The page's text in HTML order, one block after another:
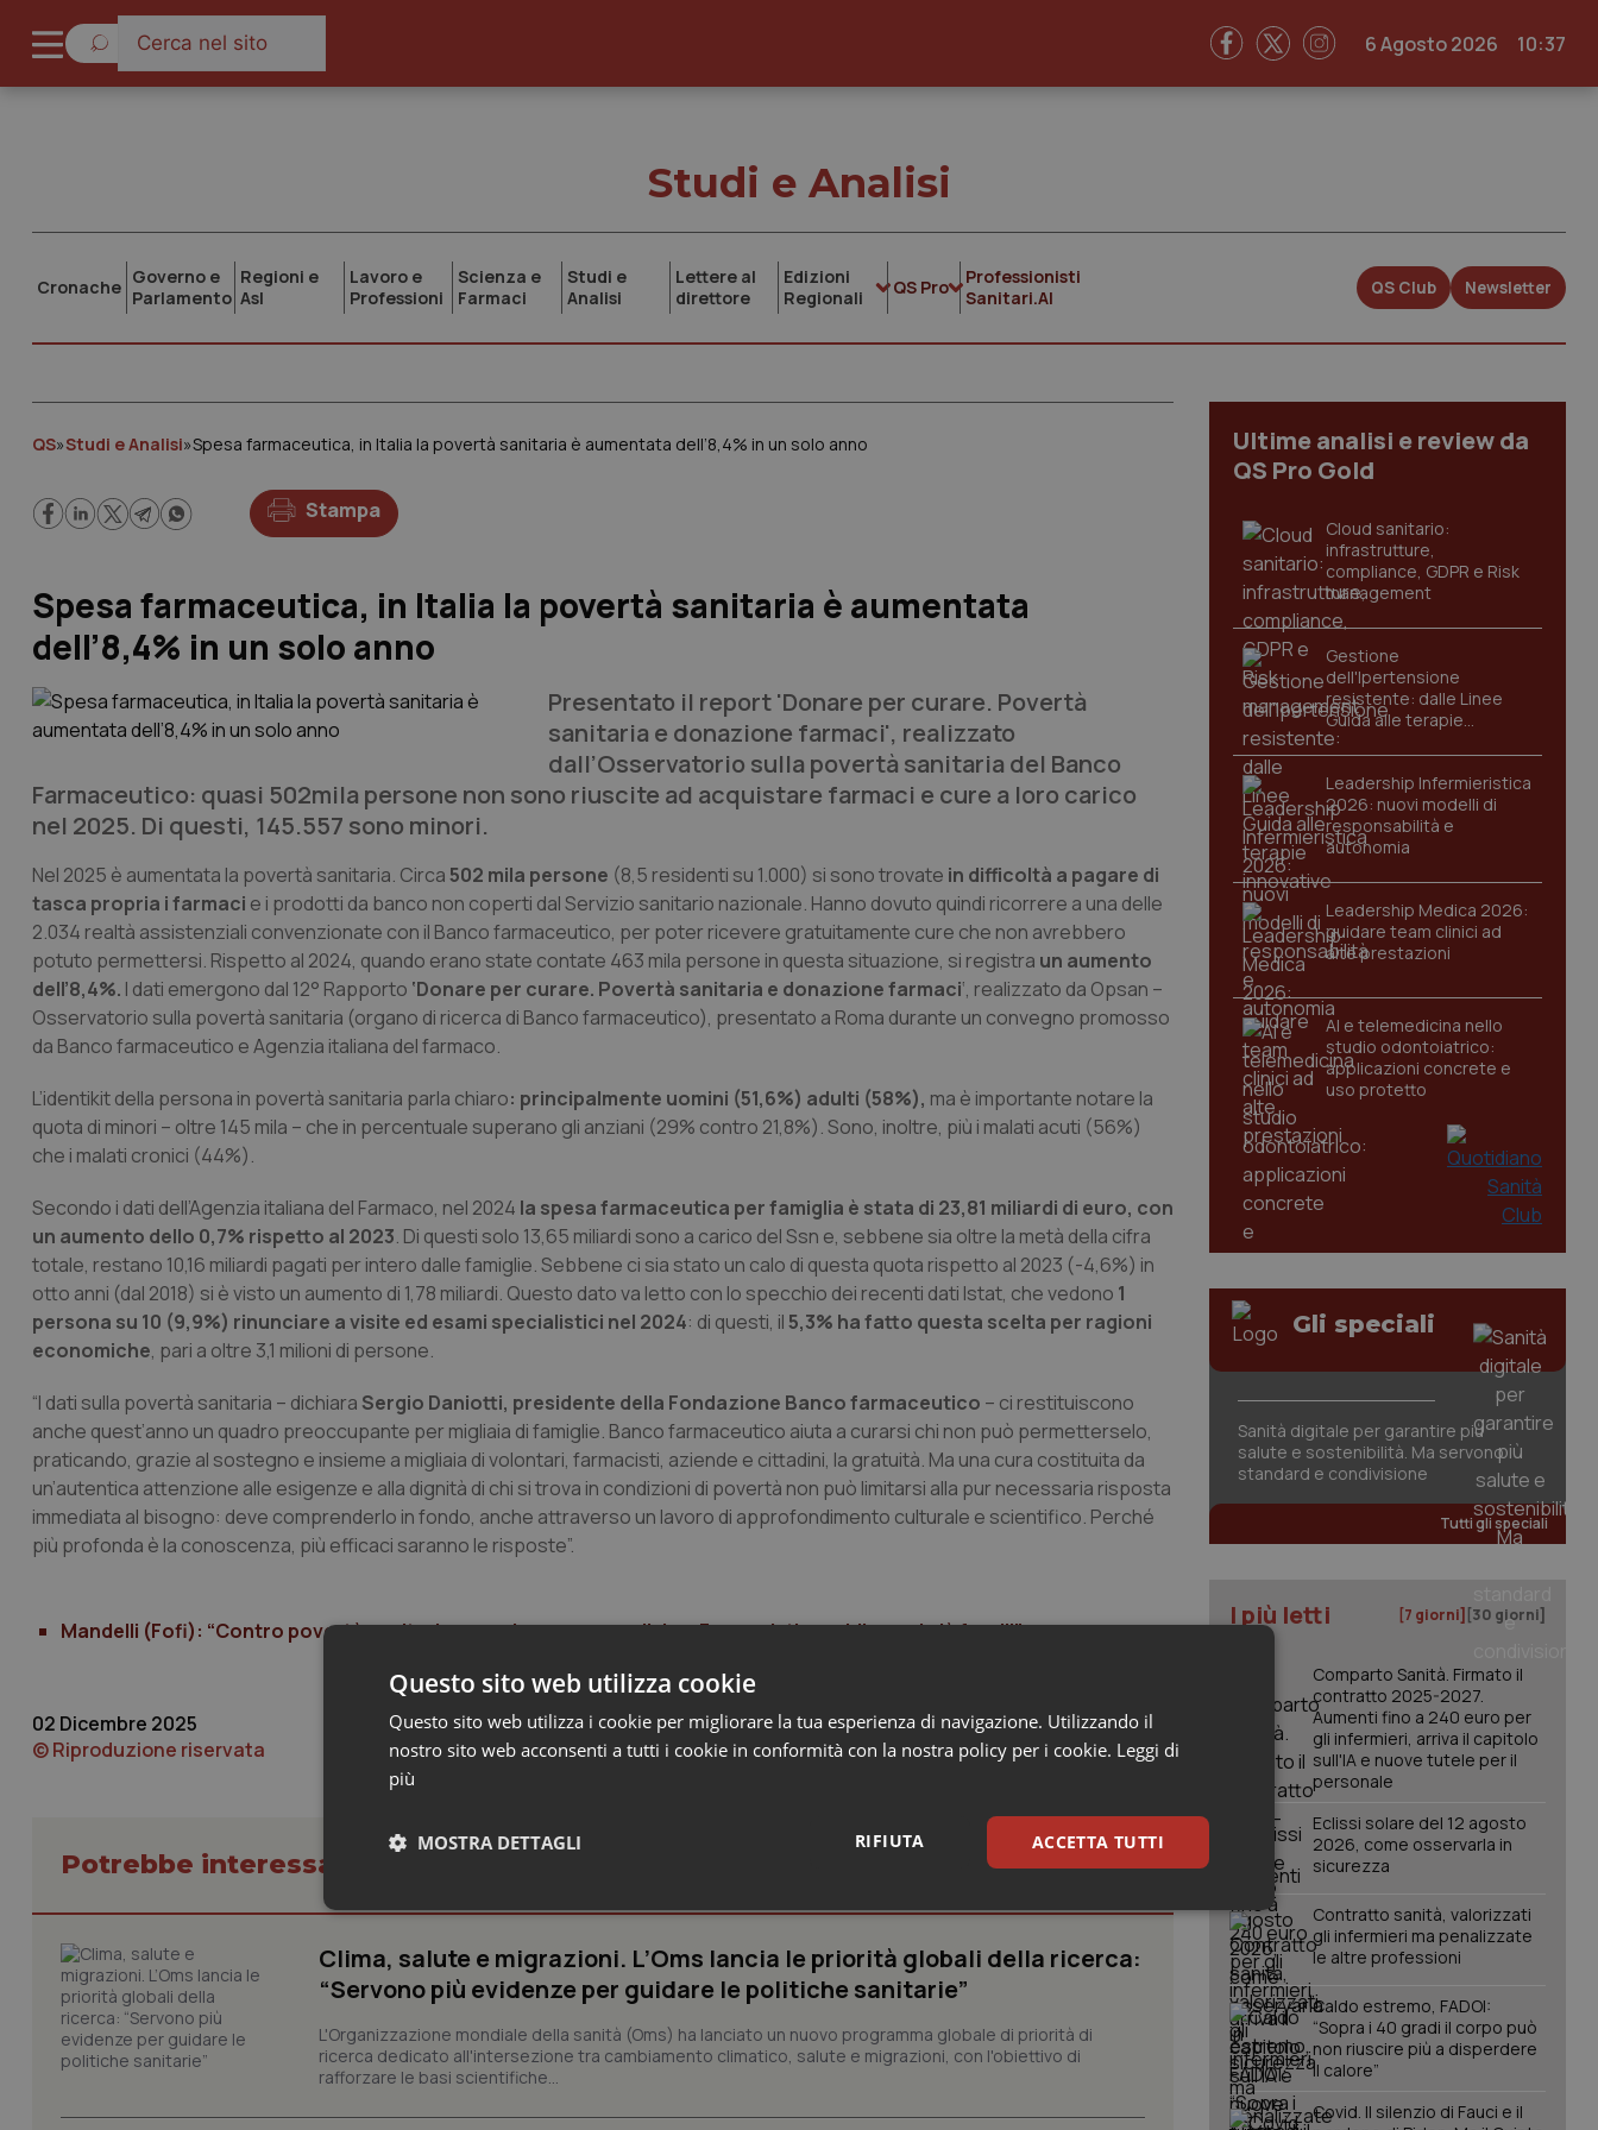
6 Agosto 2026 10:37
Studi e Analisi
Cronache Governo e
Parlamento
Regioni e
Asl
Lavoro e
Professioni
Scienza e
Farmaci
Studi e
Analisi
Lettere al
direttore
Edizioni
Regionali
QS Pro
Professionisti
Sanitari.AI
QS Club Newsletter
QS»Studi e Analisi»Spesa farmaceutica, in Italia la povertà sanitaria è aumentata dell’8,4% in un solo anno
Stampa
Spesa farmaceutica, in Italia la povertà sanitaria è aumentata
dell’8,4% in un solo anno
Presentato il report 'Donare per curare. Povertà
sanitaria e donazione farmaci', realizzato
dall’Osservatorio sulla povertà sanitaria del Banco
Farmaceutico: quasi 502mila persone non sono riuscite ad acquistare farmaci e cure a loro carico
nel 2025. Di questi, 145.557 sono minori.
Nel 2025 è aumentata la povertà sanitaria. Circa502 mila persone (8,5 residenti su 1.000) si sono trovate in difficoltà a pagare di
tasca propria i farmaci e i prodotti da banco non coperti dal Servizio sanitario nazionale. Hanno dovuto quindi ricorrere a una delle
2.034 realtà assistenziali convenzionate con il Banco farmaceutico, per poter ricevere gratuitamente cure che non avrebbero
potuto permettersi. Rispetto al 2024, quando erano state contate 463 mila persone in questa situazione, si registra un aumento
dell’8,4%. I dati emergono dal 12° Rapporto ‘Donare per curare. Povertà sanitaria e donazione farmaci‘, realizzato da Opsan –
Osservatorio sulla povertà sanitaria (organo di ricerca di Banco farmaceutico), presentato a Roma durante un convegno promosso
da Banco farmaceutico e Agenzia italiana del farmaco.
L’identikit della persona in povertà sanitaria parla chiaro: principalmente uomini (51,6%) adulti (58%), ma è importante notare la
quota di minori – oltre 145 mila – che in percentuale superano gli anziani (29% contro 21,8%). Sono, inoltre, più i malati acuti (56%)
che i malati cronici (44%).
Secondo i dati dell’Agenzia italiana del Farmaco, nel 2024 la spesa farmaceutica per famiglia è stata di 23,81 miliardi di euro, con
un aumento dello 0,7% rispetto al 2023. Di questi solo 13,65 miliardi sono a carico del Ssn e, sebbene sia oltre la metà della cifra
totale, restano 10,16 miliardi pagati per intero dalle famiglie. Sebbene ci sia stato un calo di questa quota rispetto al 2023 (-4,6%) in
otto anni (dal 2018) si è visto un aumento di 1,78 miliardi. Questo dato va letto con lo specchio dei recenti dati Istat, che vedono 1
persona su 10 (9,9%) rinunciare a visite ed esami specialistici nel 2024: di questi, il5,3% ha fatto questa scelta per ragioni
economiche, pari a oltre 3,1 milioni di persone.
“I dati sulla povertà sanitaria – dichiara Sergio Daniotti, presidente della Fondazione Banco farmaceutico – ci restituiscono
anche quest’anno un quadro preoccupante per migliaia di famiglie. Banco farmaceutico aiuta a curarsi chi non può permetterselo,
praticando, grazie al sostegno e insieme a migliaia di volontari, farmacisti, aziende e cittadini, la gratuità. Ma una cura costituita da
un’autentica attenzione alle esigenze e alla dignità di chi si trova in condizioni di povertà non può limitarsi alla pur necessaria risposta
immediata al bisogno: deve comprenderlo in fondo, anche attraverso un lavoro di approfondimento culturale e scientifico. Perché
più profonda è la conoscenza, più efficaci saranno le risposte”.
Mandelli (Fofi): “Contro povertà sanitaria serve impegno condiviso. Farmacisti presidio per i più fragili”
02 Dicembre 2025
© Riproduzione riservata
Potrebbe interessarti in Studi e Analisi
Clima, salute e migrazioni. L’Oms lancia le priorità globali della ricerca:
“Servono più evidenze per guidare le politiche sanitarie”
L'Organizzazione mondiale della sanità (Oms) ha lanciato un nuovo programma globale di priorità di
ricerca dedicato all'intersezione tra cambiamento climatico, salute e migrazioni, con l'obiettivo di
rafforzare le basi scientifiche...
Ultime analisi e review da
QS Pro Gold
Cloud sanitario:
infrastrutture,
compliance, GDPR e Risk
management
Gestione
dell'Ipertensione
resistente: dalle Linee
Guida alle terapie
innovative
Leadership Infermieristica
2026: nuovi modelli di
responsabilità e
autonomia
Leadership Medica 2026:
guidare team clinici ad
alte prestazioni
AI e telemedicina nello
studio odontoiatrico:
applicazioni concrete e
uso protetto
Gli speciali
Sanità digitale per garantire più
salute e sostenibilità. Ma servono
standard e condivisione
Tutti gli speciali
I più letti [7 giorni] [30 giorni]
Comparto Sanità. Firmato il
contratto 2025-2027.
Aumenti fino a 240 euro per
gli infermieri, arriva il capitolo
sull'IA e nuove tutele per il
personale
Eclissi solare del 12 agosto
2026, come osservarla in
sicurezza
Contratto sanità, valorizzati
gli infermieri ma penalizzate
le altre professioni
Caldo estremo, FADOI:
“Sopra i 40 gradi il corpo può
non riuscire più a disperdere
il calore”
Covid. Il silenzio di Fauci e il
Questo sito web utilizza cookie
Questo sito web utilizza i cookie per migliorare la tua esperienza di navigazione. Utilizzando il
nostro sito web acconsenti a tutti i cookie in conformità con la nostra policy per i cookie. Leggi di
più
ACCETTA TUTTI
RIFIUTA
MOSTRA DETTAGLI
Necessari Statistici Marketing
I cookie necessari contribuiscono a rendere fruibile il sito web abilitandone funzionalità di base quali la navigazione sulle pagine